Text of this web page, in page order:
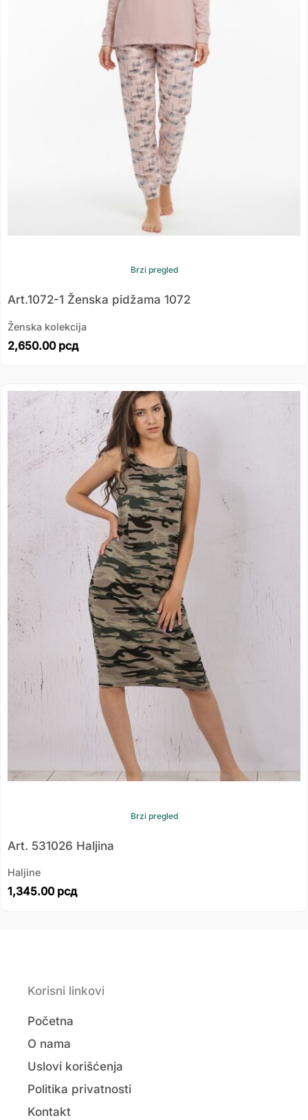
Brzi pregled
Art.1072-1 Ženska pidžama 1072
Ženska kolekcija
2,650.00 рсд
Brzi pregled
Art. 531026 Haljina
Haljine
1,345.00 рсд
Korisni linkovi
Početna
O nama
Uslovi korišćenja
Politika privatnosti
Kontakt